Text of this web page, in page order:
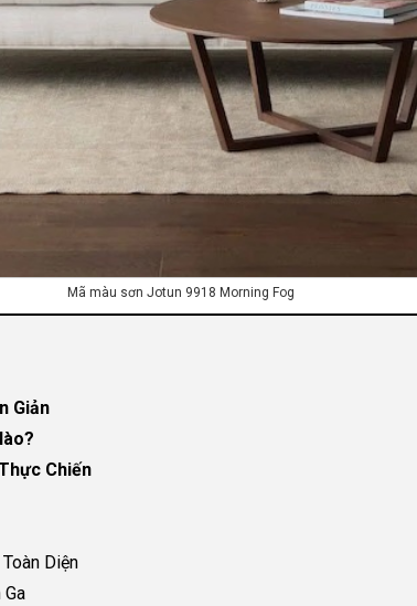
Mã màu sơn Jotun 9918 Morning Fog
Giản
Chiến
Diện